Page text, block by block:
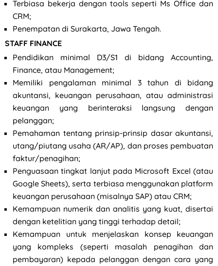
Terbiasa bekerja dengan tools seperti Ms Office dan
CRM;
Penempatan di Surakarta, Jawa Tengah.
STAFF FINANCE
Pendidikan minimal D3/S1 di bidang Accounting,
Finance, atau Management;
Memiliki pengalaman minimal 3 tahun di bidang
akuntansi, keuangan perusahaan, atau administrasi
keuangan yang berinteraksi langsung dengan
pelanggan;
Pemahaman tentang prinsip-prinsip dasar akuntansi,
utang/piutang usaha (AR/AP), dan proses pembuatan
faktur/penagihan;
Penguasaan tingkat lanjut pada Microsoft Excel (atau
Google Sheets), serta terbiasa menggunakan platform
keuangan perusahaan (misalnya SAP) atau CRM;
Kemampuan numerik dan analitis yang kuat, disertai
dengan ketelitian yang tinggi terhadap detail;
Kemampuan untuk menjelaskan konsep keuangan
yang kompleks (seperti masalah penagihan dan
pembayaran) kepada pelanggan dengan cara yang